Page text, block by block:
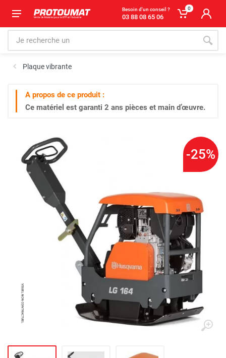
Besoin d'un conseil ?
03 88 08 65 06
0
Plaque vibrante
A propos de ce produit :
Ce matériel est garanti 2 ans pièces et main d’œuvre.
-25%